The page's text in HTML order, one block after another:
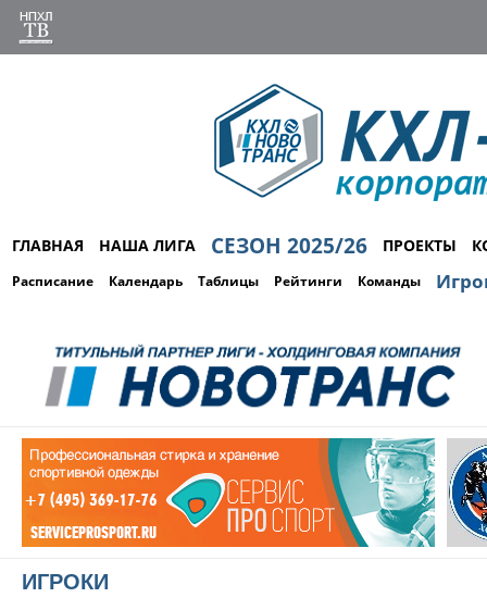
ГЛАВНАЯ НАША ЛИГА СЕЗОН 2025/26 ПРОЕКТЫ
Расписание Календарь Таблицы Рейтинги Команды
ИГРОКИ